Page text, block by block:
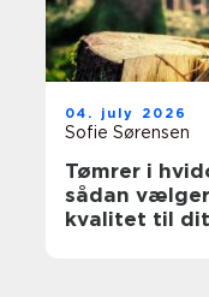
04. july 2026
Sofie Sørensen
Tømrer i
sådan
kvalitet til dit